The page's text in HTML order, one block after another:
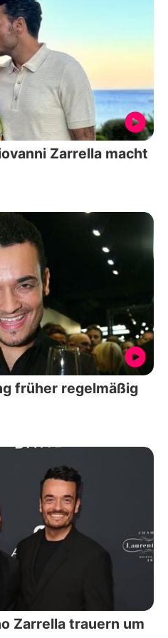
Zarrella macht
früher regelmäßig
Zarrella trauern um